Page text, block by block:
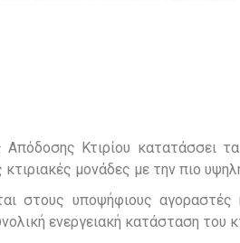
Απόδοσης Κτιρίου
μονάδες με την πιο
στους υποψήφιους αγοραστές
ενεργειακή κατάσταση του